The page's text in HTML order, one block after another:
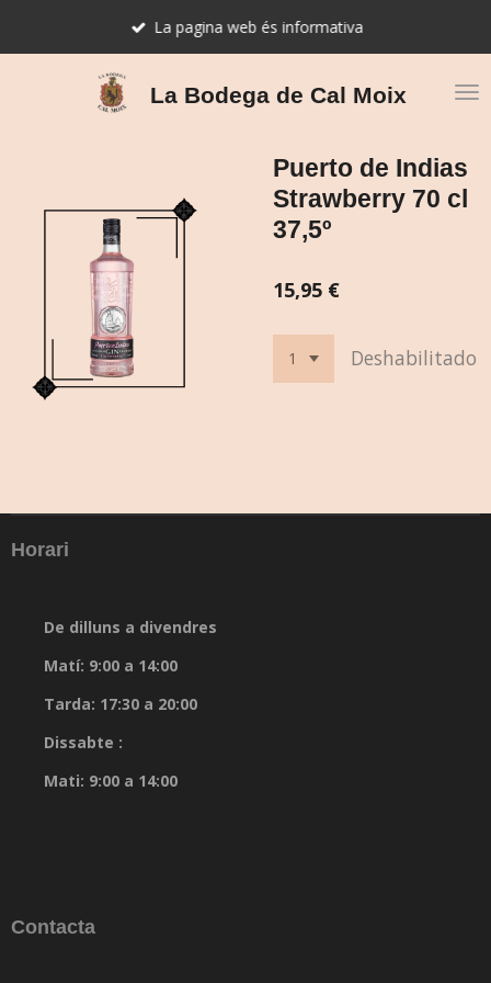
La Bodega de Cal Moix
La pagina web és informativa
Puerto de Indias
Strawberry 70 cl
37,5º
15,95 €
Deshabilitado
Horari
De dilluns a divendres
Matí: 9:00 a 14:00
Tarda: 17:30 a 20:00
Dissabte :
Mati: 9:00 a 14:00
Contacta